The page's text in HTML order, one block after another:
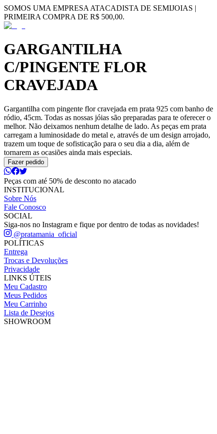
SOMOS UMA EMPRESA ATACADISTA DE SEMIJOIAS |
PRIMEIRA COMPRA DE R$ 500,00.
GARGANTILHA
C/PINGENTE FLOR
CRAVEJADA
Gargantilha com pingente flor cravejada em prata 925 com banho de
ródio, 45cm. Todas as nossas jóias são preparadas para te oferecer o
melhor. Não deixamos nenhum detalhe de lado. As peças em prata
carregam a luminosidade do metal e, através de um design arrojado,
trazem um toque de sofisticação para o seu dia a dia, além de
tornarem as ocasiões ainda mais especiais.
Fazer pedido
Peças com até 50% de desconto no atacado
INSTITUCIONAL
Sobre Nós
Fale Conosco
SOCIAL
Siga-nos no Instagram e fique por dentro de todas as novidades!
@pratamania_oficial
POLÍTICAS
Entrega
Trocas e Devoluções
Privacidade
LINKS ÚTEIS
Meu Cadastro
Meus Pedidos
Meu Carrinho
Lista de Desejos
SHOWROOM